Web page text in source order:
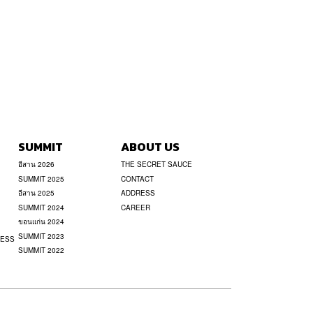
SUMMIT
อีสาน 2026
SUMMIT 2025
อีสาน 2025
SUMMIT 2024
ขอนแก่น 2024
SUMMIT 2023
SUMMIT 2022
ABOUT US
THE SECRET SAUCE
CONTACT
ADDRESS
CAREER